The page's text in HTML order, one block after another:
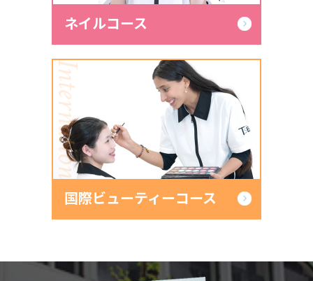
ネイルコース
International Beauty
国際ビューティーコース